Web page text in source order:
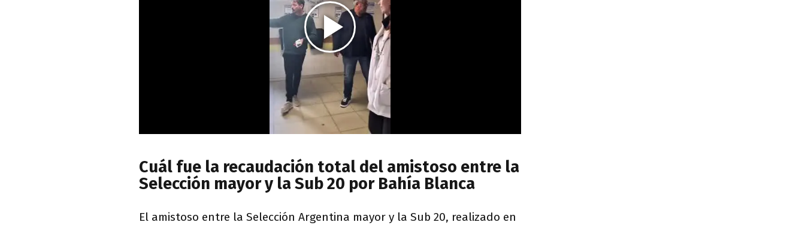
Cuál fue la recaudación total del amistoso entre la
Selección mayor y la Sub 20 por Bahía Blanca
El amistoso entre la Selección Argentina mayor y la Sub 20, realizado en